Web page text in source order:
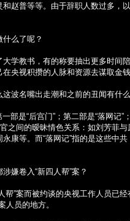
赵普等等。由于辞职人数过多，
么了呢？
学教书，有的称要抽出更多时间
央视积攒的人脉和资源去谋取金钱
波名嘴出走潮和之前的丑闻有什
部是“后宫门”；第二部是“落网记”
之间的暧昧情色关系：如刘芳菲
康等。而“落网记”指的是这些中
嫌卷入“新四人帮”案？
帮”案而被约谈的央视工作人员已
员的地方。